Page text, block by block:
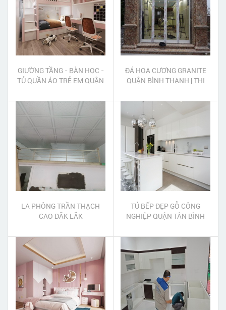
GIƯỜNG TẦNG - BÀN HỌC -
TỦ QUẦN ÁO TRẺ EM QUẬN
ĐÁ HOA CƯƠNG GRANITE
QUẬN BÌNH THẠNH | THI
GRANITE QUẬN BÌNH
THẠNH
LA PHÔNG TRẦN THẠCH
CAO ĐẮK LẮK
TỦ BẾP ĐẸP GỖ CÔNG
NGHIỆP QUẬN TÂN BÌNH